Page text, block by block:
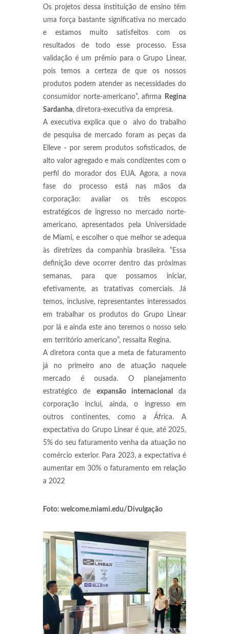
Os projetos dessa instituição de ensino têm
uma força bastante significativa no mercado
e estamos muito satisfeitos com os
resultados de todo esse processo. Essa
validação é um prêmio para o Grupo Linear,
pois temos a certeza de que os nossos
produtos podem atender as necessidades do
consumidor norte-americano”, afirma
Regina
Sardanha, diretora-executiva da empresa.
A executiva explica que o alvo do trabalho
de pesquisa de mercado foram as peças da
Elleve - por serem produtos sofisticados, de
alto valor agregado e mais condizentes com o
perfil do morador dos EUA. Agora, a nova
fase do processo está nas mãos da
corporação: avaliar os três escopos
estratégicos de ingresso no mercado norte-
americano, apresentados pela Universidade
de Miami, e escolher o que melhor se adequa
às diretrizes da companhia brasileira. “Essa
definição deve ocorrer dentro das próximas
semanas, para que possamos iniciar,
efetivamente, as tratativas comerciais. Já
temos, inclusive, representantes interessados
em trabalhar os produtos do Grupo Linear
por lá e ainda este ano teremos o nosso selo
em território americano”, ressalta Regina.
A diretora conta que a meta de faturamento
já no primeiro ano de atuação naquele
mercado é ousada. O planejamento
estratégico de expansão internacional
da
corporação inclui, ainda, o ingresso em
outros continentes, como a África. A
expectativa do Grupo Linear é que, até 2025,
5% do seu faturamento venha da atuação no
comércio exterior. Para 2023, a expectativa é
aumentar em 30% o faturamento em relação
a 2022
Foto: welcome.miami.edu/Divulgação